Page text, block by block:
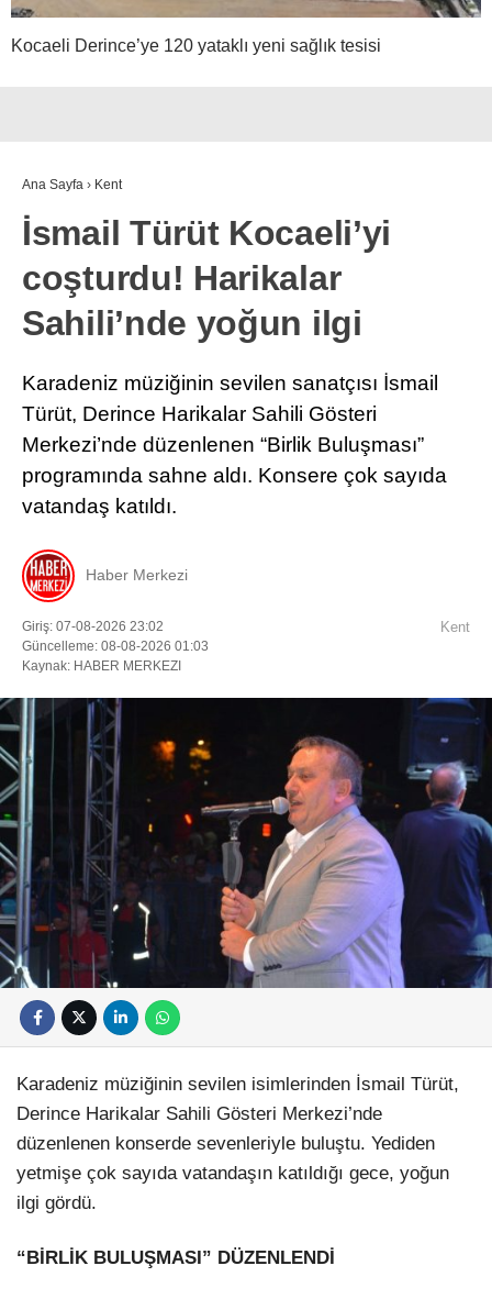
Kocaeli Derince’ye 120 yataklı yeni sağlık tesisi
Ana Sayfa › Kent
İsmail Türüt Kocaeli’yi
coşturdu! Harikalar
Sahili’nde yoğun ilgi
Karadeniz müziğinin sevilen sanatçısı İsmail
Türüt, Derince Harikalar Sahili Gösteri
Merkezi’nde düzenlenen “Birlik Buluşması”
programında sahne aldı. Konsere çok sayıda
vatandaş katıldı.
Haber Merkezi
Giriş: 07-08-2026 23:02
Güncelleme: 08-08-2026 01:03
Kaynak: HABER MERKEZI
Kent
Karadeniz müziğinin sevilen isimlerinden İsmail Türüt,
Derince Harikalar Sahili Gösteri Merkezi’nde
düzenlenen konserde sevenleriyle buluştu. Yediden
yetmişe çok sayıda vatandaşın katıldığı gece, yoğun
ilgi gördü.
“BİRLİK BULUŞMASI” DÜZENLENDİ